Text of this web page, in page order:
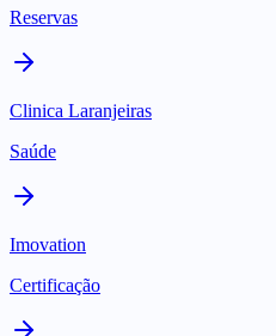
Reservas
Clinica Laranjeiras
Saúde
Imovation
Certificação